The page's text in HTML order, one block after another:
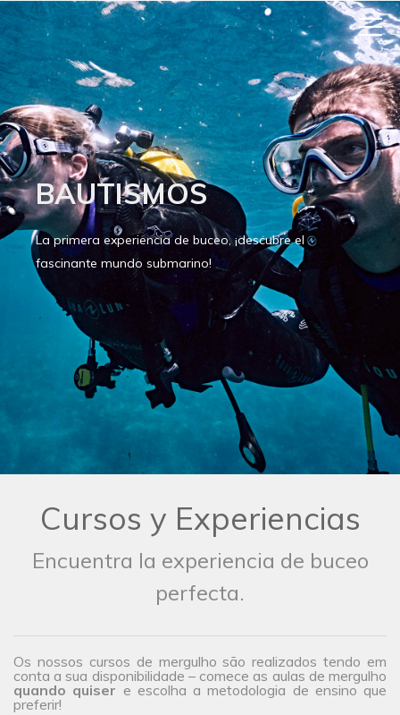
BAUTISMOS
La primera experiencia de buceo, ¡descubre el
fascinante mundo submarino!
Cursos y Experiencias
Encuentra la experiencia de buceo
perfecta.
Os nossos cursos de mergulho são realizados tendo em
conta a sua disponibilidade – comece as aulas de mergulho
quando quiser e escolha a metodologia de ensino que
preferir!